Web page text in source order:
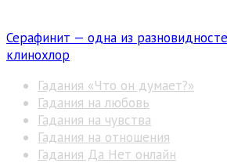
Серафинит — одна из
клинохлор
Гадания «Что он думает?»
Гадания на любовь
Гадания на чувства
Гадания на отношения
Гадания Да Нет онлайн